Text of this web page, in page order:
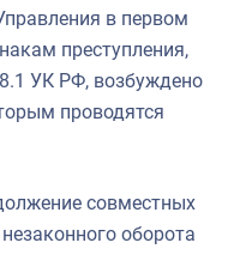
в первом
преступления,
УК РФ, возбуждено
проводятся
совместных
оборота